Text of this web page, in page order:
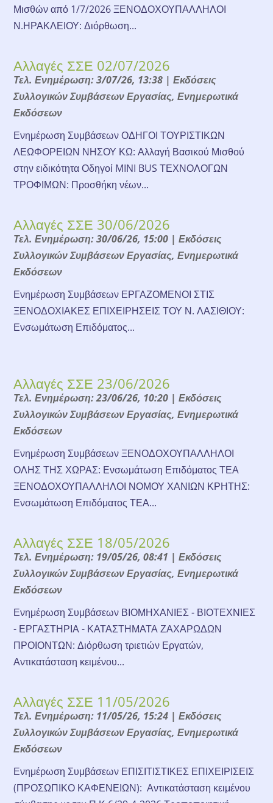
Μισθών από 1/7/2026 ΞΕΝΟΔΟΧΟΥΠΑΛΛΗΛΟΙ
Ν.ΗΡΑΚΛΕΙΟΥ: Διόρθωση...
Αλλαγές ΣΣΕ 02/07/2026
Τελ. Ενημέρωση: 3/07/26, 13:38 |Εκδόσεις
Συλλογικών Συμβάσεων Εργασίας,Ενημερωτικά
Εκδόσεων
Ενημέρωση Συμβάσεων ΟΔΗΓΟΙ ΤΟΥΡΙΣΤΙΚΩΝ
ΛΕΩΦΟΡΕΙΩΝ ΝΗΣΟΥ ΚΩ: Αλλαγή Βασικού Μισθού
στην ειδικότητα Οδηγοί MINI BUS ΤΕΧΝΟΛΟΓΩΝ
ΤΡΟΦΙΜΩΝ: Προσθήκη νέων...
Αλλαγές ΣΣΕ 30/06/2026
Τελ. Ενημέρωση: 30/06/26, 15:00 |Εκδόσεις
Συλλογικών Συμβάσεων Εργασίας,Ενημερωτικά
Εκδόσεων
Ενημέρωση Συμβάσεων ΕΡΓΑΖΟΜΕΝΟΙ ΣΤΙΣ
ΞΕΝΟΔΟΧΙΑΚΕΣ ΕΠΙΧΕΙΡΗΣΕΙΣ ΤΟΥ Ν. ΛΑΣΙΘΙΟΥ:
Ενσωμάτωση Επιδόματος...
Αλλαγές ΣΣΕ 23/06/2026
Τελ. Ενημέρωση: 23/06/26, 10:20 |Εκδόσεις
Συλλογικών Συμβάσεων Εργασίας,Ενημερωτικά
Εκδόσεων
Ενημέρωση Συμβάσεων ΞΕΝΟΔΟΧΟΥΠΑΛΛΗΛΟΙ
ΟΛΗΣ ΤΗΣ ΧΩΡΑΣ: Ενσωμάτωση Επιδόματος ΤΕΑ
ΞΕΝΟΔΟΧΟΥΠΑΛΛΗΛΟΙ ΝΟΜΟΥ ΧΑΝΙΩΝ ΚΡΗΤΗΣ:
Ενσωμάτωση Επιδόματος ΤΕΑ...
Αλλαγές ΣΣΕ 18/05/2026
Τελ. Ενημέρωση: 19/05/26, 08:41 |Εκδόσεις
Συλλογικών Συμβάσεων Εργασίας,Ενημερωτικά
Εκδόσεων
Ενημέρωση Συμβάσεων ΒΙΟΜΗΧΑΝΙΕΣ - ΒΙΟΤΕΧΝΙΕΣ
- ΕΡΓΑΣΤΗΡΙΑ - ΚΑΤΑΣΤΗΜΑΤΑ ΖΑΧΑΡΩΔΩΝ
ΠΡΟΙΟΝΤΩΝ: Διόρθωση τριετιών Εργατών,
Αντικατάσταση κειμένου...
Αλλαγές ΣΣΕ 11/05/2026
Τελ. Ενημέρωση: 11/05/26, 15:24 |Εκδόσεις
Συλλογικών Συμβάσεων Εργασίας,Ενημερωτικά
Εκδόσεων
Ενημέρωση Συμβάσεων ΕΠΙΣΙΤΙΣΤΙΚΕΣ ΕΠΙΧΕΙΡΙΣΕΙΣ
(ΠΡΟΣΩΠΙΚΟ ΚΑΦΕΝΕΙΩΝ): Αντικατάσταση κειμένου